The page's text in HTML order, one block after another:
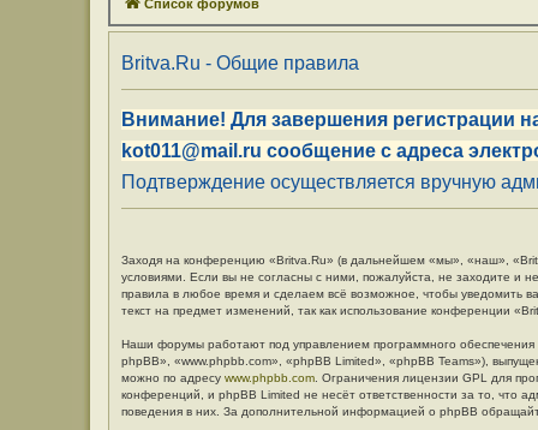
Список форумов
Britva.Ru - Общие правила
Внимание! Для завершения регистрации
kot011@mail.ru сообщение с адреса
Подтверждение осуществляется вручную
Заходя на конференцию «Britva.Ru» (в дальнейшем «мы», «наш»,
условиями. Если вы не согласны с ними, пожалуйста, не заходите и
правила в любое время и сделаем всё возможное, чтобы уведомить
текст на предмет изменений, так как использование конференции
Наши форумы работают под управлением программного
phpBB», «www.phpbb.com», «phpBB Limited», «phpBB Teams»),
можно по адресу www.phpbb.com . Ограничения лицензии GPL для
конференций, и phpBB Limited не несёт ответственности за то, что
поведения в них. За дополнительной информацией о phpBB